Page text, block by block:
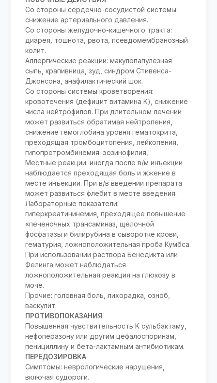
Со стороны сердечно-сосудистой системы:
снижение артериального давления.
Со стороны желудочно-кишечного тракта:
диарея, тошнота, рвота, псевдомембранозный
колит.
Аллергические реакции: макулопапулезная
сыпь, крапивница, зуд, синдром Стивенса-
Джонсона, анафилактический шок.
Со стороны системы кроветворения:
кровотечения (дефицит витамина К), снижение
числа нейтрофилов. При длительном лечении
может развиться обратимая нейтропения,
снижение гемоглобина уровня гематокрита,
преходящая тромбоцитопения, лейкопения,
гипопротромбинемия. эозинофилия,
Местные реакции: иногда после в/м инъекции
наблюдается преходящая боль и жжение в
месте инъекции. При в/в введении препарата
может развиться флебит в месте введения.
Лабораторные показатели:
гиперкреатининемия, преходящее повышение
«печеночных трансаминаз, щелочной
фосфатазы и билирубина в сыворотке крови,
гематурия, ложноположительная проба Кумбса.
При использовании раствора Бенедикта или
Фелинга может наблюдаться
ложноположительная реакция на глюкозу в
моче.
Прочие: головная боль, лихорадка, озноб,
васкулит.
ПРОТИВОПОКАЗАНИЯ
Повышенная чувствительность K сульбактаму,
нефоперазону или другим цефалоспоринам,
пенициллину и бета-лактамным антибиотикам.
ПЕРЕДОЗИРОВКА
Симптомы: неврологические нарушения,
включая судороги.